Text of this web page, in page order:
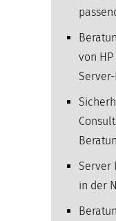
von
Server
in der